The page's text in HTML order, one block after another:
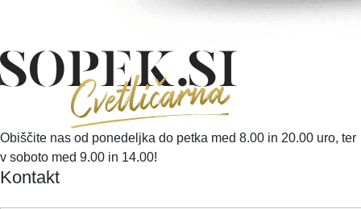
Obiščite nas od ponedeljka do petka med 8.00 in 20.00 uro, ter
v soboto med 9.00 in 14.00!
Kontakt